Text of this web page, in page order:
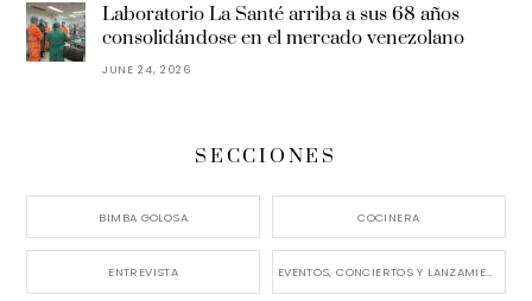
Laboratorio La Santé arriba a sus 68 años
consolidándose en el mercado venezolano
JUNE 24, 2026
SECCIONES
BIMBA GOLOSA COCINERA
ENTREVISTA EVENTOS, CONCIERTOS Y LANZAMIENTOS